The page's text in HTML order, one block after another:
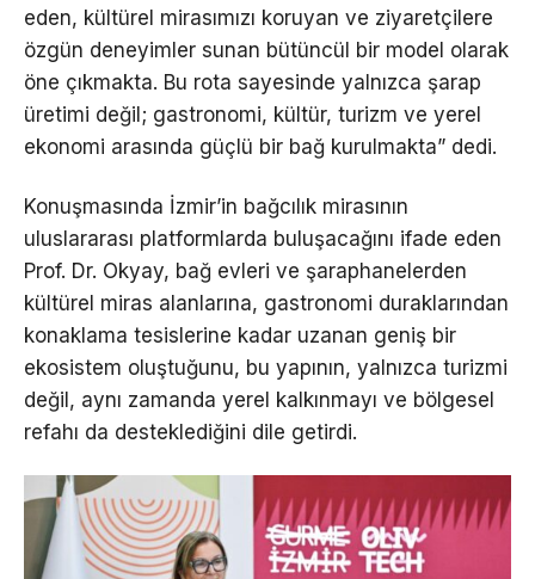
eden, kültürel mirasımızı koruyan ve ziyaretçilere
özgün deneyimler sunan bütüncül bir model olarak
öne çıkmakta. Bu rota sayesinde yalnızca şarap
üretimi değil; gastronomi, kültür, turizm ve yerel
ekonomi arasında güçlü bir bağ kurulmakta” dedi.
Konuşmasında İzmir’in bağcılık mirasının
uluslararası platformlarda buluşacağını ifade eden
Prof. Dr. Okyay, bağ evleri ve şaraphanelerden
kültürel miras alanlarına, gastronomi duraklarından
konaklama tesislerine kadar uzanan geniş bir
ekosistem oluştuğunu, bu yapının, yalnızca turizmi
değil, aynı zamanda yerel kalkınmayı ve bölgesel
refahı da desteklediğini dile getirdi.